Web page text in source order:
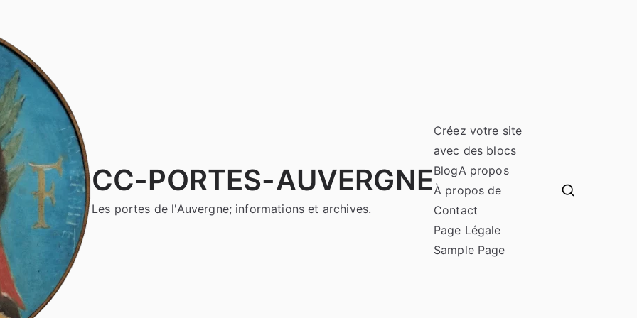
CC-PORTES-AUVERGNE
Les portes de l'Auvergne; informations et archives.
Créez votre site
avec des blocs
BlogA propos
À propos de
Contact
Page Légale
Sample Page